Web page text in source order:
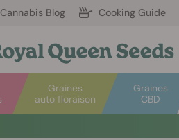
Cannabis Blog Cooking Guide
Graines
auto floraison
Graines
CBD